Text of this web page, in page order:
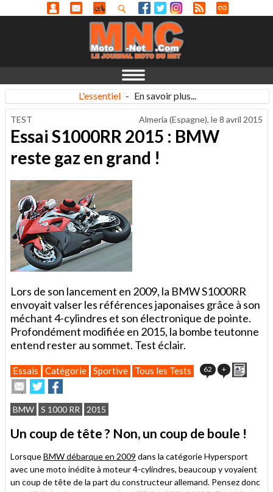
L'essentiel - En savoir plus...
TEST Almeria (Espagne), le8 avril 2015
Essai S1000RR 2015 : BMW
reste gaz en grand !
Lors de son lancement en 2009, la BMW S1000RR
envoyait valser les références japonaises grâce à son
méchant 4-cylindres et son électronique de pointe.
Profondément modifiée en 2015, la bombe teutonne
entend rester au sommet. Test éclair.
Essais Catégorie Sportive Tous les Tests 62 +
Envoyer
cet
article
à
ami
Partager
sur
Twitter
sur
Facebook
BMW S 1000 RR 2015
Un coup de tête ? Non, un coup de boule !
LorsqueBMW débarque en 2009 dans la catégorie Hypersport
avec une moto inédite à moteur 4-cylindres, beaucoup y voyaient
un coup de tête de la part du constructeur allemand. Pensez donc